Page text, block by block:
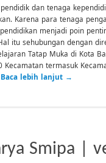
dan tenaga
Karena para tenaga
menjadi poin
itu sehubungan dengan
Tatap Muka di Kota
Kecamatan termasuk
Baca lebih lanjut →
Smipa |